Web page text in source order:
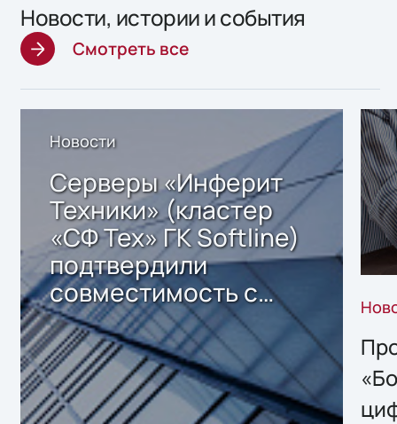
Новости, истории и события
Смотреть все
Новости
Серверы «Инферит
Техники» (кластер
«СФ Тех» ГК Softline)
подтвердили
совместимость с
решением Sharx
Storage 2.x для
хранения данных